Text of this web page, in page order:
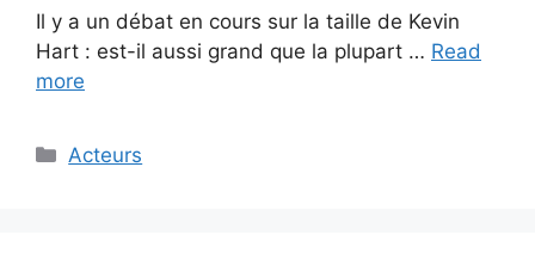
Il y a un débat en cours sur la taille de Kevin
Hart : est-il aussi grand que la plupart … Read
more
Categories
Acteurs